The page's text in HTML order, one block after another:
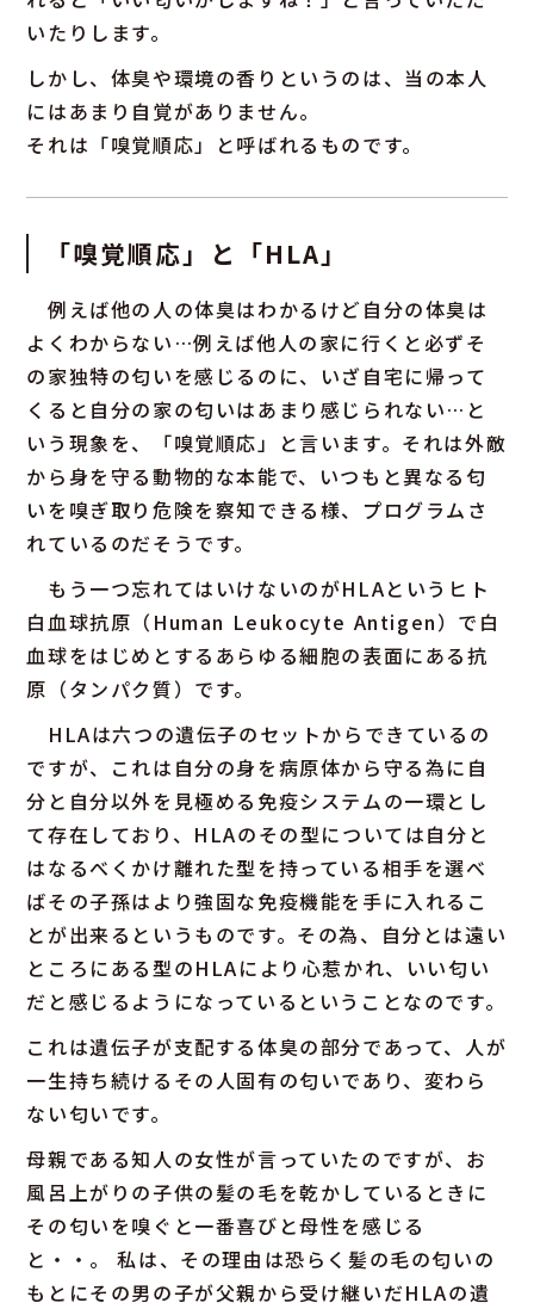
いたりします。
しかし、体臭や環境の香りというのは、当の本人
にはあまり自覚がありません。
それは「嗅覚順応」と呼ばれるものです。
「嗅覚順応」と「HLA」
例えば他の人の体臭はわかるけど自分の体臭は
よくわからない…例えば他人の家に行くと必ずそ
の家独特の匂いを感じるのに、いざ自宅に帰って
くると自分の家の匂いはあまり感じられない…と
いう現象を、「嗅覚順応」と言います。それは外敵
から身を守る動物的な本能で、いつもと異なる匂
いを嗅ぎ取り危険を察知できる様、プログラムさ
れているのだそうです。
もう一つ忘れてはいけないのがHLAというヒト
白血球抗原（Human Leukocyte Antigen）で白
血球をはじめとするあらゆる細胞の表面にある抗
原（タンパク質）です。
HLAは六つの遺伝子のセットからできているの
ですが、これは自分の身を病原体から守る為に自
分と自分以外を見極める免疫システムの一環とし
て存在しており、HLAのその型については自分と
はなるべくかけ離れた型を持っている相手を選べ
ばその子孫はより強固な免疫機能を手に入れるこ
とが出来るというものです。その為、自分とは遠い
ところにある型のHLAにより心惹かれ、いい匂い
だと感じるようになっているということなのです。
これは遺伝子が支配する体臭の部分であって、人が
一生持ち続けるその人固有の匂いであり、変わら
ない匂いです。
母親である知人の女性が言っていたのですが、お
風呂上がりの子供の髪の毛を乾かしているときに
その匂いを嗅ぐと一番喜びと母性を感じる
と・・。 私は、その理由は恐らく髪の毛の匂いの
もとにその男の子が父親から受け継いだHLAの遺